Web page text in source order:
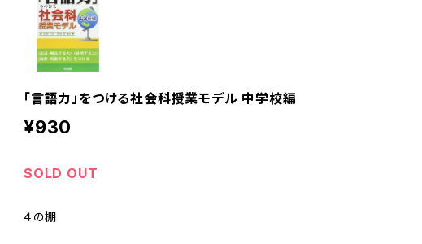
「言語力」をつける社会科授業モデル 中学校編
¥930
SOLD OUT
４の棚